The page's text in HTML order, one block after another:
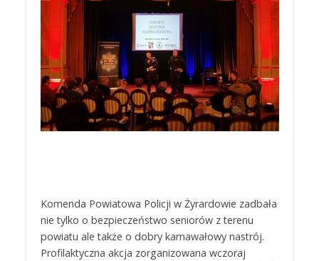
Komenda Powiatowa Policji w Żyrardowie zadbała
nie tylko o bezpieczeństwo seniorów z terenu
powiatu ale także o dobry karnawałowy nastrój.
Profilaktyczna akcja zorganizowana wczoraj